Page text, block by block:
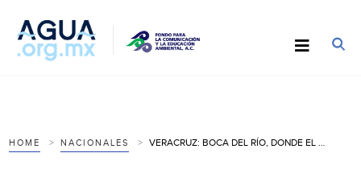
HOME NACIONALES